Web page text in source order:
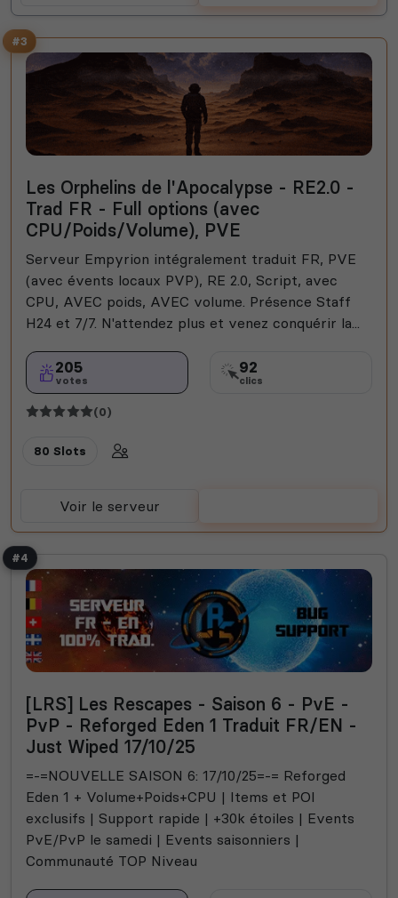
#3
Les Orphelins de l'Apocalypse - RE2.0 -
Trad FR - Full options (avec
CPU/Poids/Volume), PVE
Serveur Empyrion intégralement traduit FR, PVE
(avec évents locaux PVP), RE 2.0, Script, avec
CPU, AVEC poids, AVEC volume. Présence Staff
H24 et 7/7. N'attendez plus et venez conquérir la...
205
votes
92
clics
(0)
80 Slots
Voir le serveur
#4
[LRS] Les Rescapes - Saison 6 - PvE -
PvP - Reforged Eden 1 Traduit FR/EN -
Just Wiped 17/10/25
=-=NOUVELLE SAISON 6: 17/10/25=-= Reforged
Eden 1 + Volume+Poids+CPU | Items et POI
exclusifs | Support rapide | +30k étoiles | Events
PvE/PvP le samedi | Events saisonniers |
Communauté TOP Niveau